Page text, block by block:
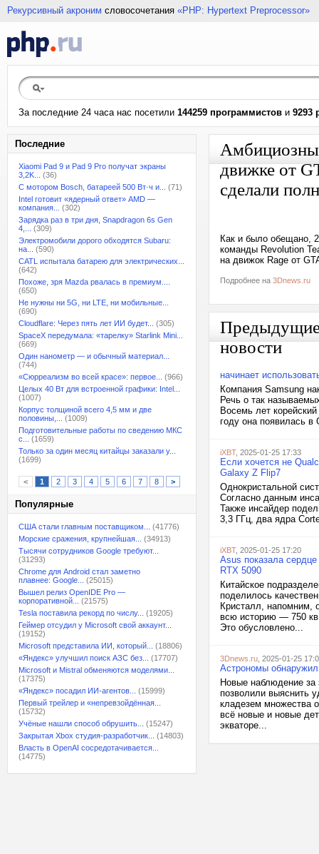
Рекурсивный акроним словосочетания «PHP: Hypertext Preprocessor»
За последние 24 часа нас посетили 144259 программистов и 9293
Последние
Xiaomi Pad 9 и Pad 9 Pro получат экраны
3,2K...
(36)
С мотором Bosch, батареей 500 Вт·ч и...
(71)
Intel готовит «ядерный ответ» AMD —
компания...
(302)
Зарядка раз в три дня, Snapdragon 6s Gen
4,...
(309)
Электромобили дорого обходятся Subaru:
на...
(590)
CATL испытала батарею для электрических...
(642)
Похоже, зря Mazda рвалась в премиум....
(650)
Не нужны ни 5G, ни LTE, ни мобильные...
(690)
Cloudflare: Через пять лет ИИ будет...
(305)
SpaceX передумала: «тарелку» Starlink Mini...
(669)
Один нанометр — и обычный материал...
(744)
«Сюрреализм во всей красе»: первое...
(966)
Целых 40 Вт для встроенной графики: Intel...
(1007)
Корпус толщиной всего 4,5 мм и две
половины,...
(1009)
Подготовительные работы по сведению МКС
с...
(1659)
Только за один месяц китайцы заказали у...
(1699)
< 1 2 3 4 5 6 7 8 >
Популярные
США стали главным поставщиком...
(41776)
Морские сражения, крупнейшая...
(34913)
Тысячи сотрудников Google требуют...
(31293)
Chrome для Android стал заметно
плавнее: Google...
(25015)
Вышел релиз OpenIDE Pro —
корпоративной...
(21575)
Tesla поставила рекорд по числу...
(19205)
Геймер отсудил у Microsoft свой аккаунт...
(19152)
Microsoft представила ИИ, который...
(18806)
«Яндекс» улучшил поиск АЗС без...
(17707)
Microsoft и Mistral обменяются моделями...
(17375)
«Яндекс» посадил ИИ-агентов...
(15999)
Первый трейлер и «непревзойдённая...
(15732)
Учёные нашли способ обрушить...
(15247)
Закрытая Xbox студия-разработчик...
(14803)
Власть в OpenAI сосредотачивается...
(14775)
движке от
сделали
Как и было обещано,
команды Revolution
на движок Rage от
Подробнее на 3Dnews.ru
новости
начинает
Компания Samsung
Речь о так
Восемь лет
году она появилась
iXBT, 2025-01-25 17:33
Если хочется не
Galaxy Z Flip7
Однокристальной
Согласно данным
Также инсайдер
3,3 ГГц, два ядра
iXBT, 2025-01-25 17:20
Asus показала
RTX 5090
Китайское
поделилось
Кристалл, напомним,
всю историю — 750
Это обусловлено...
3Dnews.ru , 2025-01-25
Астрономы
Новые наблюдение за
позволили выяснить
кладезем множества
всё новые и новые
экваторе...